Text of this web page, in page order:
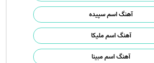
آهنگ اسم سپیده
آهنگ اسم ملیکا
آهنگ اسم مبینا